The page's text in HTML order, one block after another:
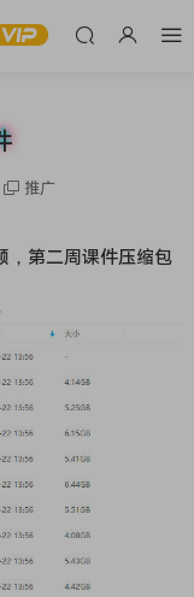
推广
，第二周课件压缩包